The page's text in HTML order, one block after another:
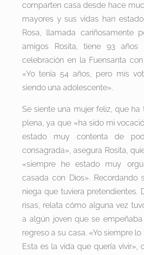
comparten casa desde hace
mayores y sus vidas han
Rosa, llamada cariñosamente
amigos Rosita, tiene 93
celebración en la Fuensanta
«Yo tenía 54 años, pero mis
siendo una adolescente».
Se siente una mujer feliz, que ha
plena, ya que «ha sido mi
estado muy contenta de
consagrada», asegura Rosita,
«siempre he estado muy
casada con Dios». Recordando
niega que tuviera pretendientes.
risas, relata cómo alguna vez
a algún joven que se
regreso a su casa. «Yo siempre
Esta es la vida que quería vivir»,